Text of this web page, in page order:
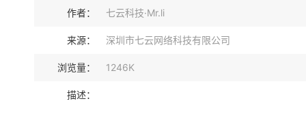
作者： 七云科技·Mr.li
来源： 深圳市七云网络科技有限公司
浏览量： 1246K
描述：